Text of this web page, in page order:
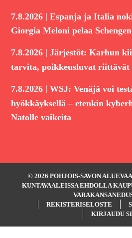
7.8.2026 |Espanja ja Italia
Giorgia Meloni pelaa
7.8.2026 |Järjestöt: Karhun
tarvita, poikkeusluvat riittävät
7.8.2026 |WSJ: Venäjä voi
hyökkäyksellä – etenkin
Natolle vaikeita
© 2026 POHJOIS-SAVON
KUNTAVAALEISSA EHDOLLA
REKISTERISELOSTE
KIRJAUDU